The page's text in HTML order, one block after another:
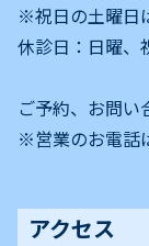
※祝日の土曜日
休診日：日曜、
ご予約、お問
※営業のお電話
アクセス